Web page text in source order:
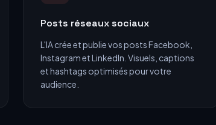
Posts réseaux sociaux
L'IA crée et publie vos posts Facebook,
Instagram et LinkedIn. Visuels, captions
et hashtags optimisés pour votre
audience.